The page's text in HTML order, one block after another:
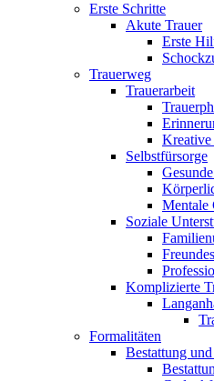
Erste Schritte
Akute Trauer
Erste
Trauerweg
Trauerarbeit
Kreative
Selbstfürsorge
Mentale
Soziale
Komplizierte
Formalitäten
Bestattung